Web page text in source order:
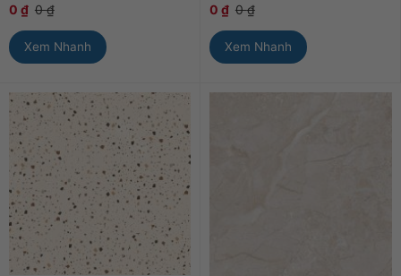
0 ₫ 0₫
Xem Nhanh
0 ₫ 0₫
Xem Nhanh